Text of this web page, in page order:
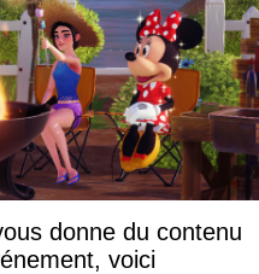
donne du contenu
voici